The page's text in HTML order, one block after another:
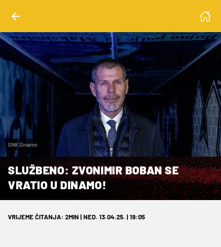
GNK Dinamo
SLUŽBENO: ZVONIMIR BOBAN SE
VRATIO U DINAMO!
VRIJEME ČITANJA: 2MIN | NED. 13.04.25. | 19:05